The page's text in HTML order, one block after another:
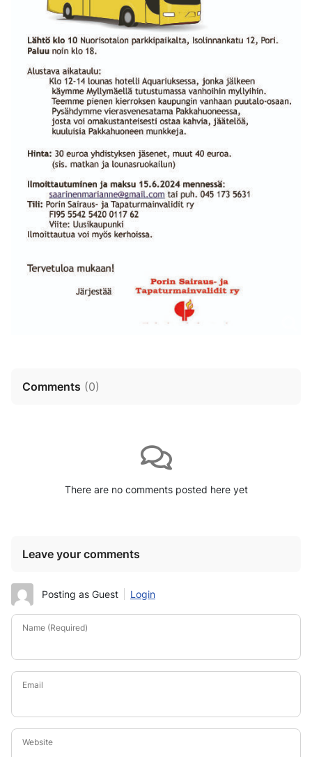
Comments (0)
There are no comments posted here yet
Leave your comments
Posting as Guest Login
Name (Required)
Email
Website